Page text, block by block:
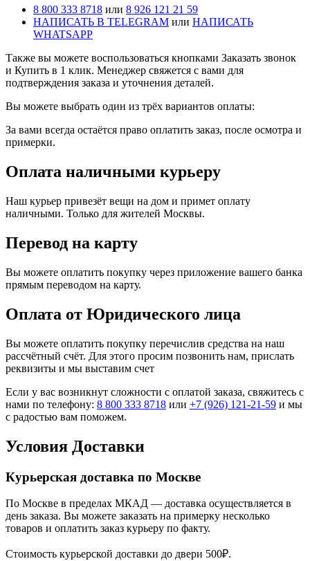
8 800 333 8718 или 8 926 121 21 59
НАПИСАТЬ В TELEGRAM или НАПИСАТЬ
WHATSAPP
Также вы можете воспользоваться кнопками Заказать звонок
и Купить в 1 клик. Менеджер свяжется с вами для
подтверждения заказа и уточнения деталей.
Вы можете выбрать один из трёх вариантов оплаты:
За вами всегда остаётся право оплатить заказ, после осмотра и
примерки.
Оплата наличными курьеру
Наш курьер привезёт вещи на дом и примет оплату
наличными. Только для жителей Москвы.
Перевод на карту
Вы можете оплатить покупку через приложение вашего банка
прямым переводом на карту.
Оплата от Юридического лица
Вы можете оплатить покупку перечислив средства на наш
рассчётный счёт. Для этого просим позвонить нам, прислать
реквизиты и мы выставим счет
Если у вас возникнут сложности с оплатой заказа, свяжитесь с
нами по телефону: 8 800 333 8718 или +7 (926) 121-21-59 и мы
с радостью вам поможем.
Условия Доставки
Курьерская доставка по Москве
По Москве в пределах МКАД — доставка осуществляется в
день заказа. Вы можете заказать на примерку несколько
товаров и оплатить заказ курьеру по факту.
Стоимость курьерской доставки до двери 500₽.